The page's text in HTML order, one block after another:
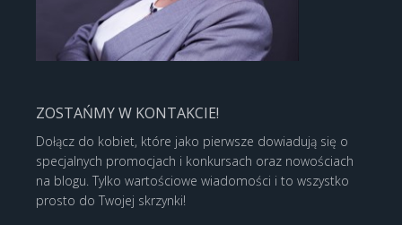
ZOSTAŃMY W KONTAKCIE!
Dołącz do kobiet, które jako pierwsze dowiadują się o
specjalnych promocjach i konkursach oraz nowościach
na blogu. Tylko wartościowe wiadomości i to wszystko
prosto do Twojej skrzynki!